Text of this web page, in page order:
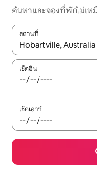
ค้นหาและจองที่พักไม่เห
สถานที่
ใช้ลูกศรขึ้นลง หรือใช้การ
เช็คอิน
เช็คเอาท์